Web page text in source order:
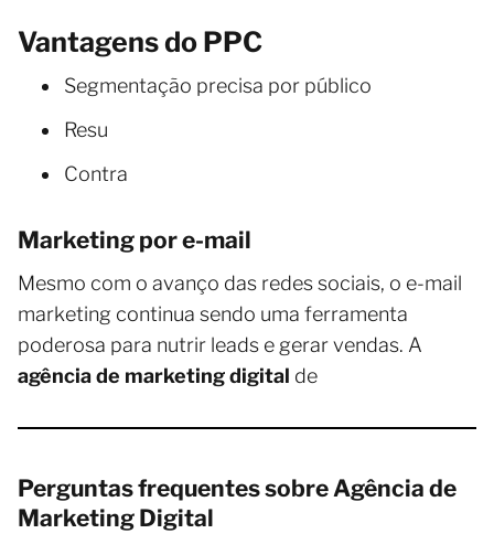
Vantagens do PPC
Segmentação precisa por público
Resu
Contra
Marketing por e-mail
Mesmo com o avanço das redes sociais, o e-mail
marketing continua sendo uma ferramenta
poderosa para nutrir leads e gerar vendas. A
agência de marketing digital de
Perguntas frequentes sobre Agência de
Marketing Digital